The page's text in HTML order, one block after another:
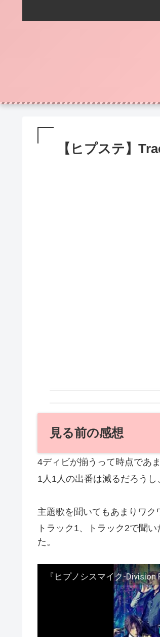
【ヒプステ】
見る前の感想
4ディビが揃うって時点であ
1人1人の出番は減るだろうし
主題歌を聞いてもあまりワク
トラック1、トラック2で聞
た。
『ヒプノシスマイク-